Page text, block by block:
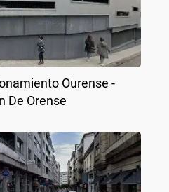
Ourense -
De Orense